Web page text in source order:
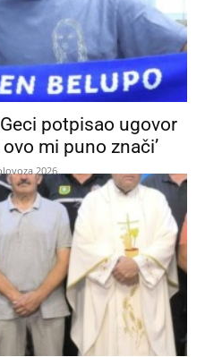
potpisao ugovor
ovo mi puno znači’
2026.